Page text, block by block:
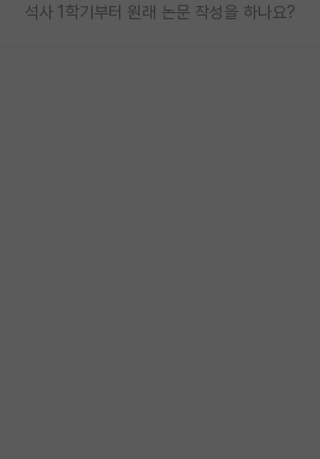
석사 1학기부터 원래 논문 작성을 하나요?